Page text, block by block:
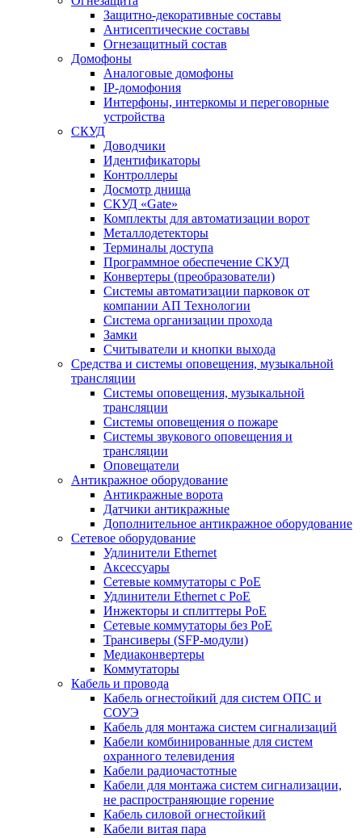
Защитно-декоративные составы
Антисептические составы
Огнезащитный состав
Домофоны
Аналоговые домофоны
IP-домофония
Интерфоны, интеркомы и переговорные
устройства
СКУД
Доводчики
Идентификаторы
Контроллеры
Досмотр днища
СКУД «Gate»
Комплекты для автоматизации ворот
Металлодетекторы
Терминалы доступа
Программное обеспечение СКУД
Конвертеры (преобразователи)
Системы автоматизации парковок от
компании АП Технологии
Система организации прохода
Замки
Считыватели и кнопки выхода
Средства и системы оповещения, музыкальной
трансляции
Системы оповещения, музыкальной
трансляции
Системы оповещения о пожаре
Системы звукового оповещения и
трансляции
Оповещатели
Антикражное оборудование
Антикражные ворота
Датчики антикражные
Дополнительное антикражное оборудование
Сетевое оборудование
Удлинители Ethernet
Аксессуары
Сетевые коммутаторы с РоЕ
Удлинители Ethernet с PoE
Инжекторы и сплиттеры РоЕ
Сетевые коммутаторы без РоЕ
Трансиверы (SFP-модули)
Медиаконвертеры
Коммутаторы
Кабель и провода
Кабель огнестойкий для систем ОПС и
СОУЭ
Кабель для монтажа систем сигнализаций
Кабели комбинированные для систем
охранного телевидения
Кабели радиочастотные
Кабели для монтажа систем сигнализации,
не распространяющие горение
Кабель силовой огнестойкий
Кабели витая пара